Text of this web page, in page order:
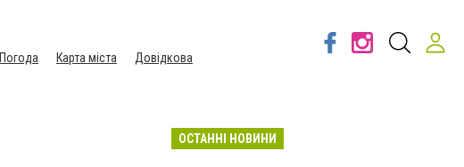
Погода Карта міста Довідкова
ОСТАННІ НОВИНИ